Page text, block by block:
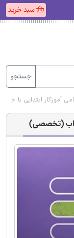
سبد خرید
جستجو
آموزگار ابتدایی با
جواب (تخصصی)